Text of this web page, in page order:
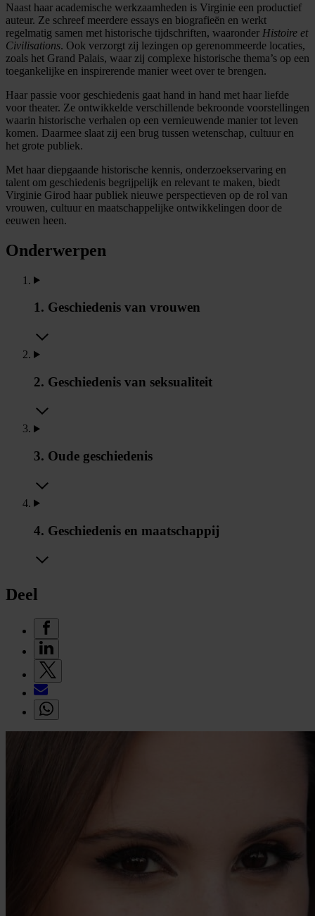
Naast haar academische werkzaamheden is Virginie een productief
auteur. Ze schreef meerdere essays en biografieën en werkt
regelmatig samen met historische tijdschriften, waaronder Histoire et
Civilisations. Ook verzorgt zij lezingen op gerenommeerde locaties,
zoals het Grand Palais, waar zij complexe historische thema’s op een
toegankelijke en inspirerende manier weet over te brengen.
Haar passie voor geschiedenis gaat hand in hand met haar liefde
voor theater. Ze ontwikkelde verschillende bekroonde voorstellingen
waarin historische verhalen op een vernieuwende manier tot leven
komen. Daarmee slaat zij een brug tussen wetenschap, cultuur en
het grote publiek.
Met haar diepgaande historische kennis, onderzoekservaring en
talent om geschiedenis begrijpelijk en relevant te maken, biedt
Virginie Girod haar publiek nieuwe perspectieven op de rol van
vrouwen, cultuur en maatschappelijke ontwikkelingen door de
eeuwen heen.
Onderwerpen
1. Geschiedenis van vrouwen
2. Geschiedenis van seksualiteit
3. Oude geschiedenis
4. Geschiedenis en maatschappij
Deel